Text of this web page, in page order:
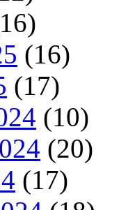
(16)
(17)
(10)
(20)
(17)